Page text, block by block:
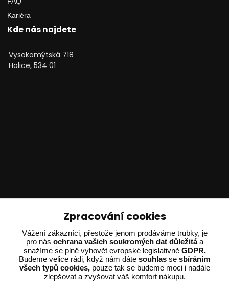
Kariéra
Kde nás najdete
Vysokomýtská 718
Holice, 534 01
Ing. Adam Dvořák
+420 602 234 254
(Po-Pá 8:00 - 15:00)
potrebujiporadit@dvorak-karlik.cz
Zpracování cookies
Vážení zákazníci, přestože jenom prodáváme trubky, je
pro nás ochrana vašich soukromých dat důležitáa
snažíme se plně vyhovět evropské legislativně GDPR.
Budeme velice rádi, když nám dáte souhlas se sbíráním
všech typů cookies,pouze tak se budeme moci i nadále
zlepšovat a zvyšovat váš komfort nákupu.